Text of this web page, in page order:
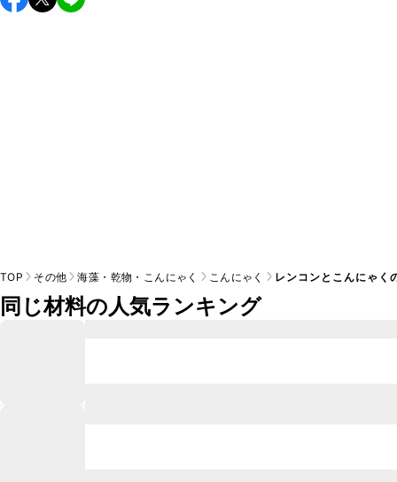
し上がりください。
TOP その他 海藻・乾物・こんにゃく こんにゃく レンコンとこんにゃく
同じ材料の人気ランキング